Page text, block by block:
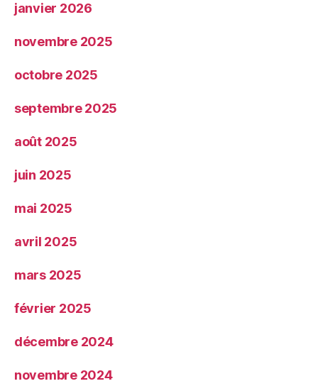
janvier 2026
novembre 2025
octobre 2025
septembre 2025
août 2025
juin 2025
mai 2025
avril 2025
mars 2025
février 2025
décembre 2024
novembre 2024